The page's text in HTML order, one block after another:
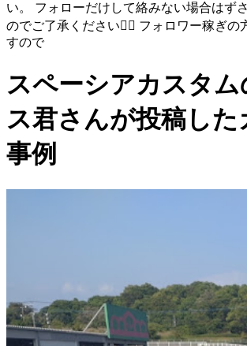
い。 フォローだけして絡みない場合はず
のでご了承ください🙇‍♂ フォロワー稼ぎの
すので
スペーシアカスタム
ス君さんが投稿した
事例